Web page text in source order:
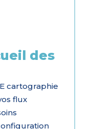
des
cartographie
flux